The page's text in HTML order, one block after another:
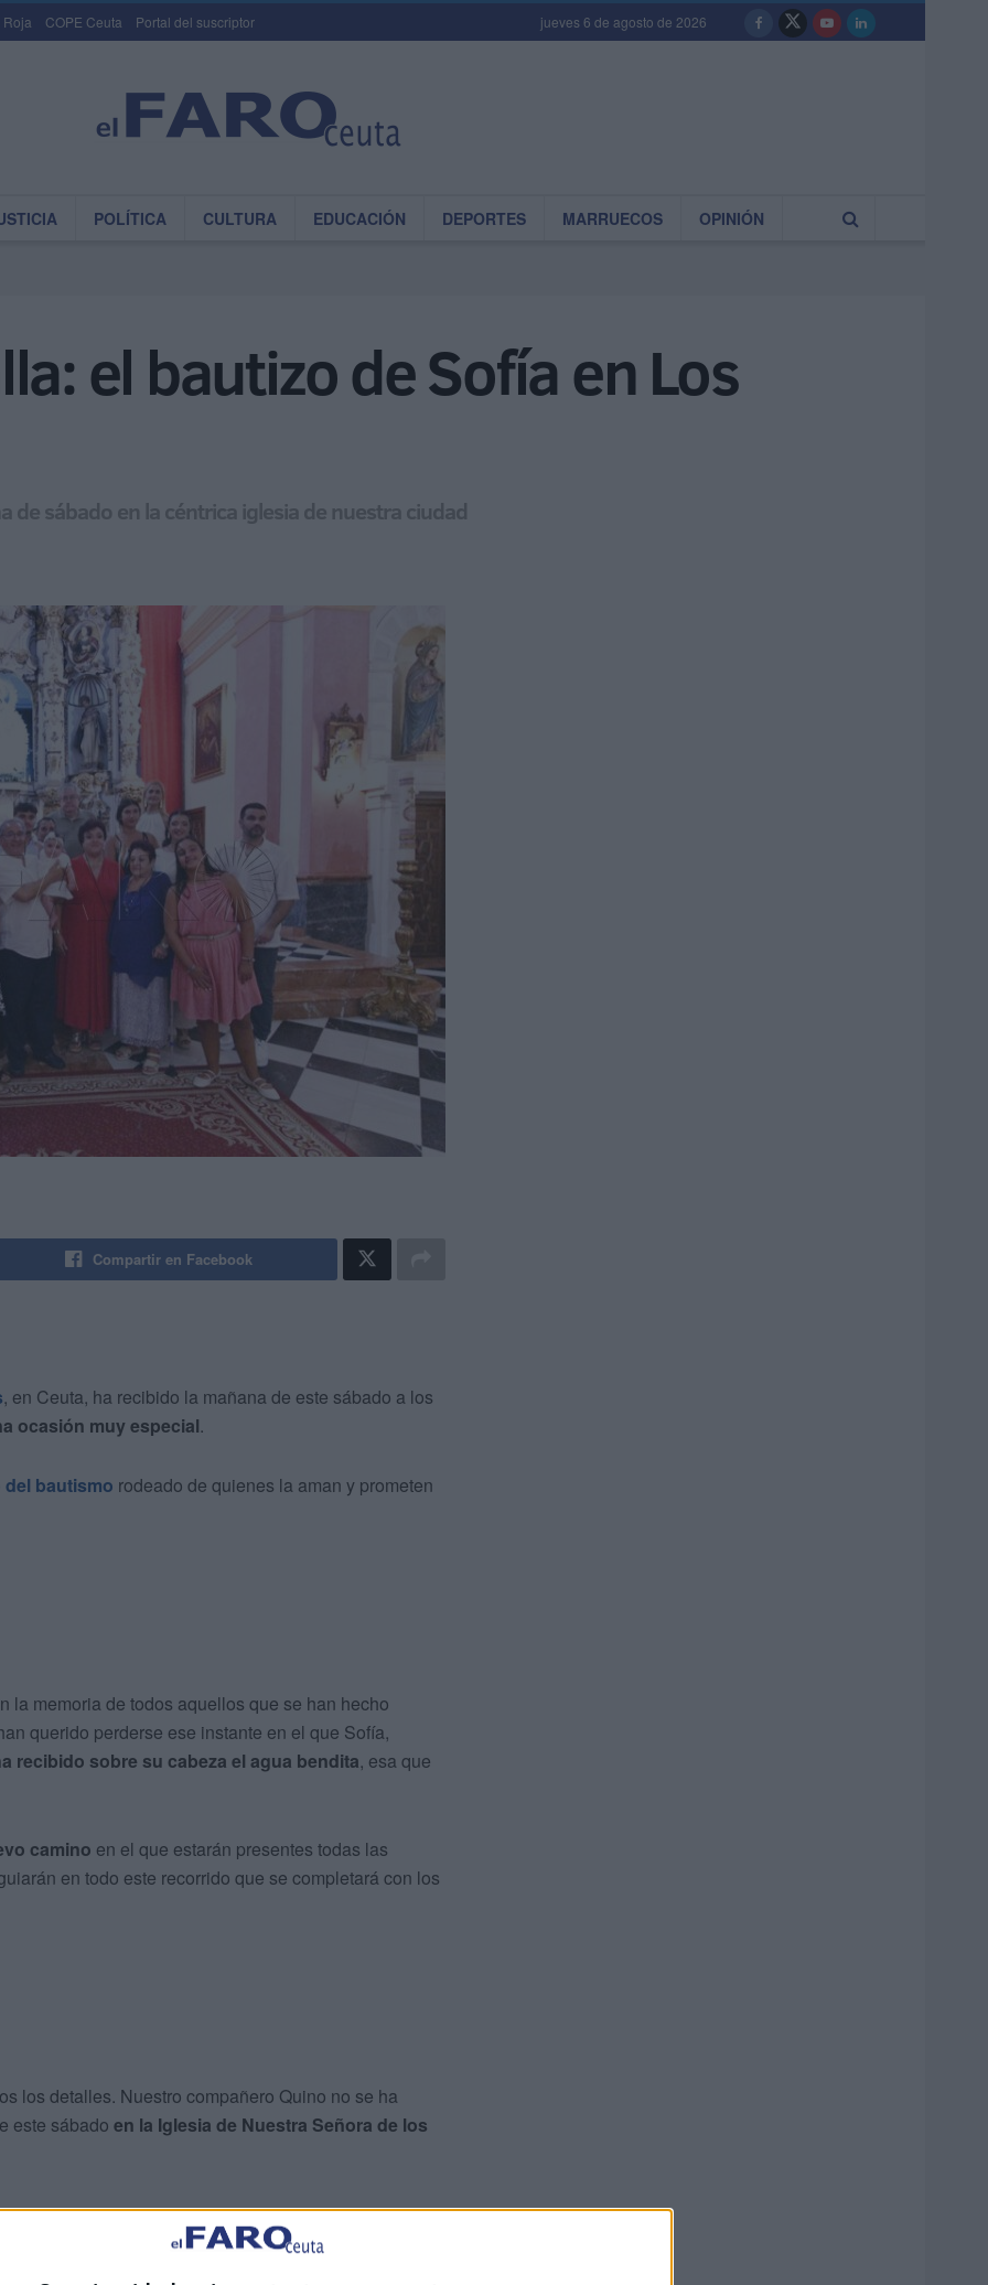
Roja COPE Ceuta Portal del suscriptor jueves 6 de agosto de 2026
POLÍTICA CULTURA EDUCACIÓN DEPORTES MARRUECOS OPINIÓN
el bautizo de Sofía en Los
de sábado en la céntrica iglesia de nuestra ciudad
Compartir en Facebook
, en Ceuta, ha recibido la mañana de este sábado a los
ocasión muy especial.
bautismo rodeado de quienes la aman y prometen
la memoria de todos aquellos que se han hecho
querido perderse ese instante en el que Sofía,
recibido sobre su cabeza el agua bendita, esa que
camino en el que estarán presentes todas las
en todo este recorrido que se completará con los
los detalles. Nuestro compañero Quino no se ha
este sábado en la Iglesia de Nuestra Señora de los